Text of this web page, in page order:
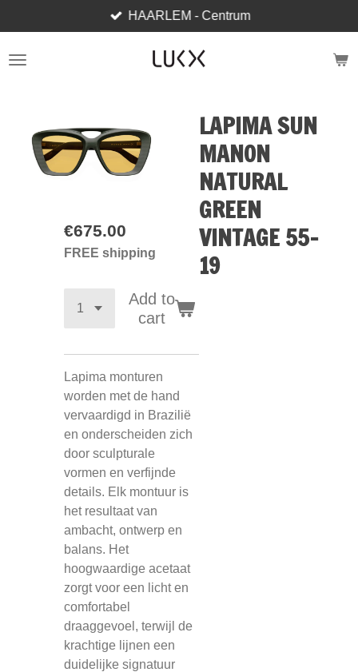
to
main
HAARLEM - Centrum
LAPIMA SUN
MANON
NATURAL
GREEN
VINTAGE 55-
19
€675.00
FREE shipping
Add to
cart
Lapima monturen
worden met de hand
vervaardigd in Brazilië
en onderscheiden zich
door sculpturale
vormen en verfijnde
details. Elk montuur is
het resultaat van
ambacht, ontwerp en
balans. Het
hoogwaardige acetaat
zorgt voor een licht en
comfortabel
draaggevoel, terwijl de
krachtige lijnen een
duidelijke signatuur